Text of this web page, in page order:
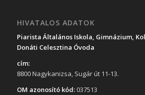
HIVATALOS ADATOK
Piarista Általános Iskola, Gimnázium,
Donáti Celesztina Óvoda
cím:
8800 Nagykanizsa, Sugár út 11-13.
OM azonosító kód:037513